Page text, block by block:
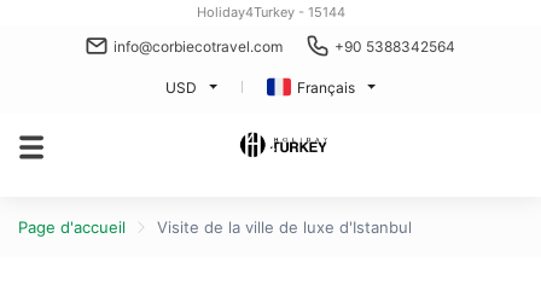
Holiday4Turkey - 15144
info@corbiecotravel.com +90 5388342564
USD Français
Page d'accueil Visite de la ville de luxe d'Istanbul